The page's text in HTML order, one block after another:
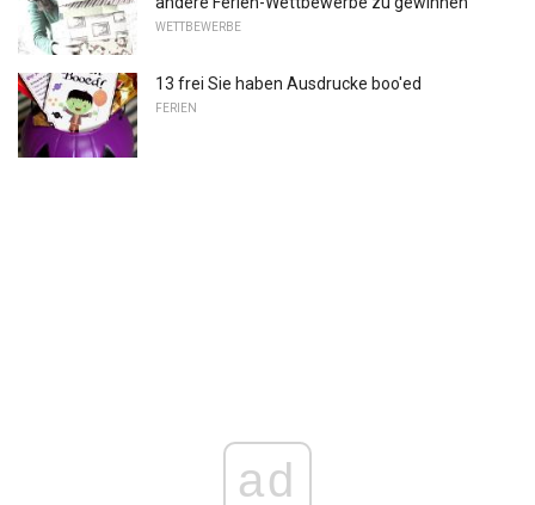
WETTBEWERBE
13 frei Sie haben Ausdrucke boo'ed
FERIEN
ad